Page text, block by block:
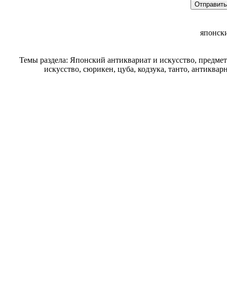
Темы раздела: Японский антиквариат и искусство,
искусство, сюрикен, цуба, кодзука, танто,